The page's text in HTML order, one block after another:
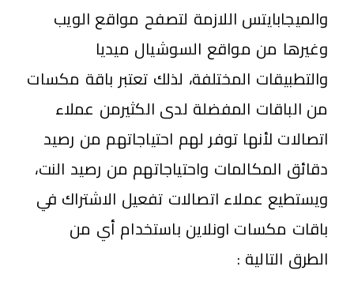
والميجابايتس اللازمة لتصفح مواقع الويب
وغيرها من مواقع السوشيال ميديا
والتطبيقات المختلفة، لذلك تعتبر باقة مكسات
من الباقات المفضلة لدى الكثيرمن عملاء
اتصالات لأنها توفر لهم احتياجاتهم من رصيد
دقائق المكالمات واحتياجاتهم من رصيد النت،
ويستطيع عملاء اتصالات تفعيل الاشتراك في
باقات مكسات اونلاين باستخدام أي من
الطرق التالية :